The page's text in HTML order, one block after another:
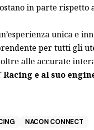
in parte
unica e
per tutti gli
alle accurate
e al suo
NACON CONNECT